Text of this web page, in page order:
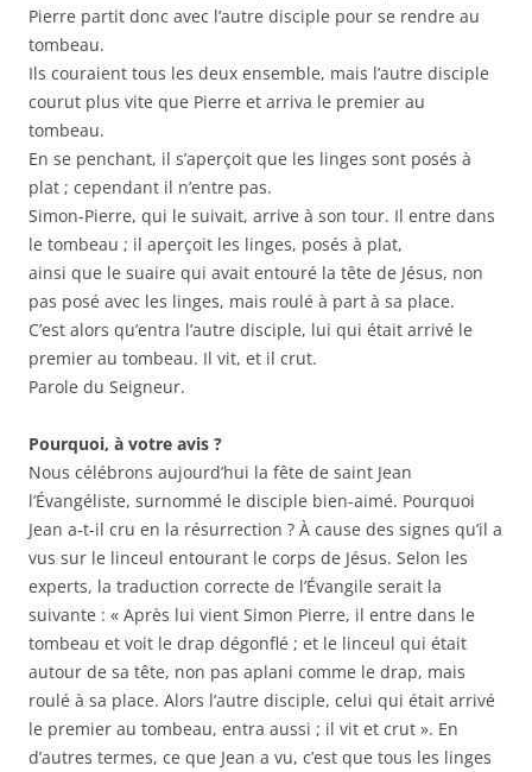
Pierre partit donc avec l’autre disciple pour se rendre au
tombeau.
Ils couraient tous les deux ensemble, mais l’autre disciple
courut plus vite que Pierre et arriva le premier au
tombeau.
En se penchant, il s’aperçoit que les linges sont posés à
plat ; cependant il n’entre pas.
Simon-Pierre, qui le suivait, arrive à son tour. Il entre dans
le tombeau ; il aperçoit les linges, posés à plat,
ainsi que le suaire qui avait entouré la tête de Jésus, non
pas posé avec les linges, mais roulé à part à sa place.
C’est alors qu’entra l’autre disciple, lui qui était arrivé le
premier au tombeau. Il vit, et il crut.
Parole du Seigneur.
Pourquoi, à votre avis ?
Nous célébrons aujourd’hui la fête de saint Jean
l’Évangéliste, surnommé le disciple bien-aimé. Pourquoi
Jean a-t-il cru en la résurrection ? À cause des signes qu’il a
vus sur le linceul entourant le corps de Jésus. Selon les
experts, la traduction correcte de l’Évangile serait la
suivante : « Après lui vient Simon Pierre, il entre dans le
tombeau et voit le drap dégonflé ; et le linceul qui était
autour de sa tête, non pas aplani comme le drap, mais
roulé à sa place. Alors l’autre disciple, celui qui était arrivé
le premier au tombeau, entra aussi ; il vit et crut ». En
d’autres termes, ce que Jean a vu, c’est que tous les linges